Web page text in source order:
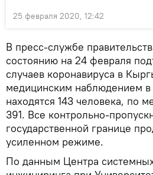
25 февраля 2020, 12:42
В пресс-службе
состоянию на 24 февраля
случаев коронавируса в
медицинским наблюдением в
находятся 143 человека, по
391. Все контрольно-
государственной границе
усиленном режиме.
По данным Центра